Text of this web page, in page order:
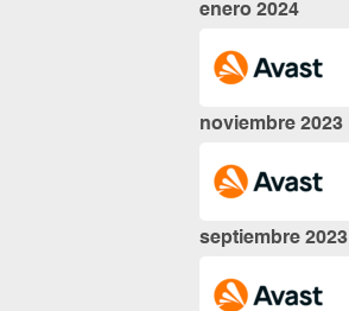
enero 2024
noviembre 2023
septiembre 2023